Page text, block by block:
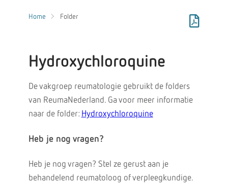
Home Folder
Hydroxychloroquine
De vakgroep reumatologie gebruikt de folders
van ReumaNederland. Ga voor meer informatie
naar de folder: Hydroxychloroquine
Heb je nog vragen?
Heb je nog vragen? Stel ze gerust aan je
behandelend reumatoloog of verpleegkundige.